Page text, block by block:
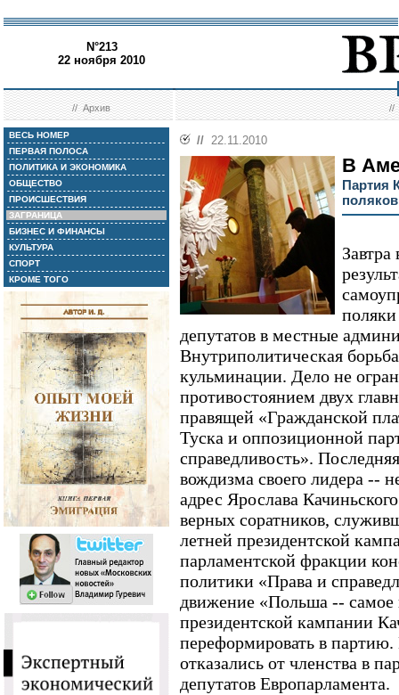
N°213
22 ноября 2010
//Архив //
ВЕСЬ НОМЕР
ПЕРВАЯ ПОЛОСА
ПОЛИТИКА И ЭКОНОМИКА
ОБЩЕСТВО
ПРОИСШЕСТВИЯ
ЗАГРАНИЦА
БИЗНЕС И ФИНАНСЫ
КУЛЬТУРА
СПОРТ
КРОМЕ ТОГО
// 22.11.2010
В
Партия
поляков
депутатов в местные
Внутриполитическая
кульминации. Дело не
противостоянием двух
правящей «Гражданской
Туска и оппозиционной
справедливость».
вождизма своего лидера --
адрес Ярослава
верных соратников,
летней президентской
парламентской фракции
политики «Права и
движение «Польша -- самое
президентской кампании
переформировать в
отказались от членства в
депутатов Европарламента.